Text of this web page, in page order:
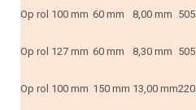
Op rol 100 mm 60 mm 8,00 mm 505
Op rol 127 mm 60 mm 8,30 mm 505
Op rol 100 mm 150 mm 13,00 mm220